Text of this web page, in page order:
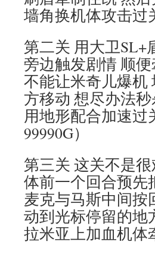
墙角换机体攻击过
第二关 用大卫
旁边触发剧情 顺
不能让米奇儿爆机
方移动 想尽办法
用地形配合加速过
99990G）
第三关 这关不是
体前一个回合预先
麦克与马斯中间按
动到光标停留的地
拉米亚上加血机体